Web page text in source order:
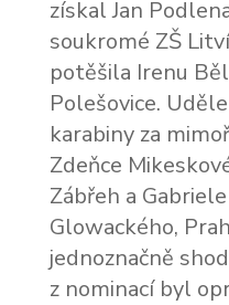
získal Jan
soukromé ZŠ
potěšila Irenu
Polešovice.
karabiny za
Zdeňce
Zábřeh a
Glowackého,
jednoznačně
z nominací byl